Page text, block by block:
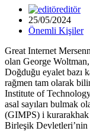
editör
25/05/2024
Önemli Kişiler
Great Internet
olan George
Doğduğu eyalet bazı
rağmen tam olarak
Institute of
asal sayıları bulmak
(GIMPS) i
Birleşik Devletleri’nin